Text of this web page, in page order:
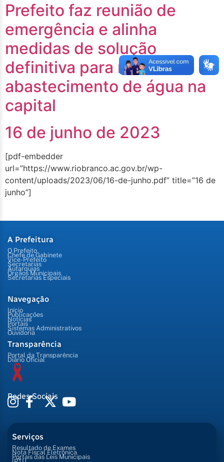
Prefeito faz reunião de
emergência e alinha
medidas de solução
definitiva para resolver
abastecimento de água na
capital
16 de junho de 2023
[pdf-embedder
url=”https://www.riobranco.ac.gov.br/wp-
content/uploads/2023/06/16-de-junho.pdf” title=”16 de
junho”]
A Prefeitura
O Prefeito
Chefe de Gabinete
Vice-Prefeito
Secretarias
Autarquias
Órgãos Municipais
Secretarias Especiais
Navegação
Início
Publicações
Notícias
Portais
Sistemas Administrativos
Ouvidoria
Transparência
Portal da Transparência
Diário Oficial
Redes Sociais
Serviços
Resultado de Exames
Nota Fiscal Eletrônica
Portais das Leis Municipais